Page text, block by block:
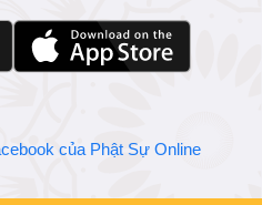
của Phật Sự Online